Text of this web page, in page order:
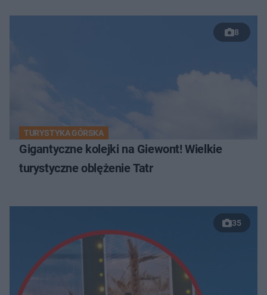
8
TURYSTYKA GÓRSKA
Gigantyczne kolejki na Giewont! Wielkie
turystyczne oblężenie Tatr
35